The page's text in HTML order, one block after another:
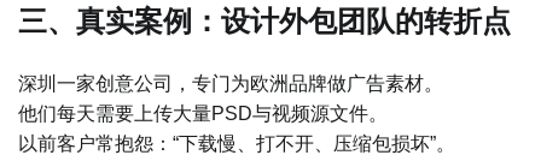
三、真实案例：设计外包团队的转折点
深圳一家创意公司，专门为欧洲品牌做广告素材。
他们每天需要上传大量PSD与视频源文件。
以前客户常抱怨：“下载慢、打不开、压缩包损坏”。